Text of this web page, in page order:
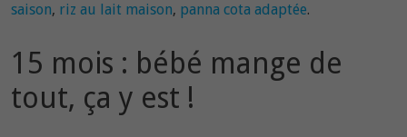
saison, riz au lait maison, panna cota adaptée.
15 mois : bébé mange de
tout, ça y est !